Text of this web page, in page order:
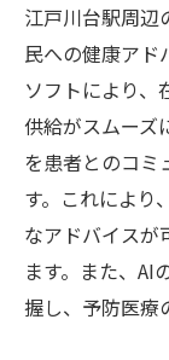
地域
技術
調剤
江戸川台駅周辺
民への健康アド
ソフトにより、
供給がスムーズ
を患者とのコミ
す。これにより
なアドバイスが
ます。また、AI
握し、予防医療